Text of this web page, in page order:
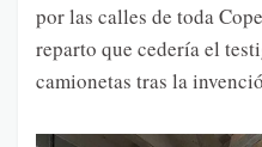
por las calles de toda
reparto que cedería el
camionetas tras la